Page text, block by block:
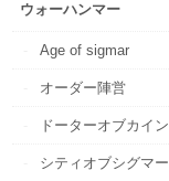
ウォーハンマー
Age of sigmar
オーダー陣営
ドーターオブカイン
シティオブシグマー